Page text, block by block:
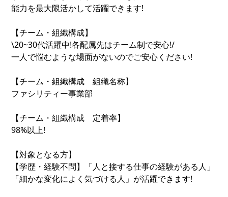
能力を最大限活かして活躍できます!
【チーム・組織構成】
\20~30代活躍中!各配属先はチーム制で安心!/
一人で悩むような場面がないのでご安心ください!
【チーム・組織構成 組織名称】
ファシリティー事業部
【チーム・組織構成 定着率】
98%以上!
【対象となる方】
【学歴・経験不問】「人と接する仕事の経験がある人」
「細かな変化によく気づける人」が活躍できます!